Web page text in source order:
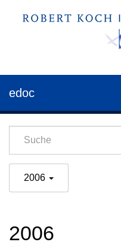
edoc
2006
2006